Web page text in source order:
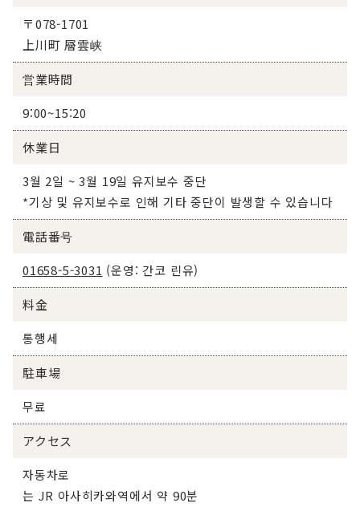
〒078-1701
上川町 層雲峡
営業時間
9:00~15:20
休業日
3월 2일 ~ 3월 19일 유지보수 중단
*기상 및 유지보수로 인해 기타 중단이 발생할 수 있습니다
電話番号
01658-5-3031 (운영: 간코 린유)
料金
통행세
駐車場
무료
アクセス
자동차로
는 JR 아사히카와역에서 약 90분